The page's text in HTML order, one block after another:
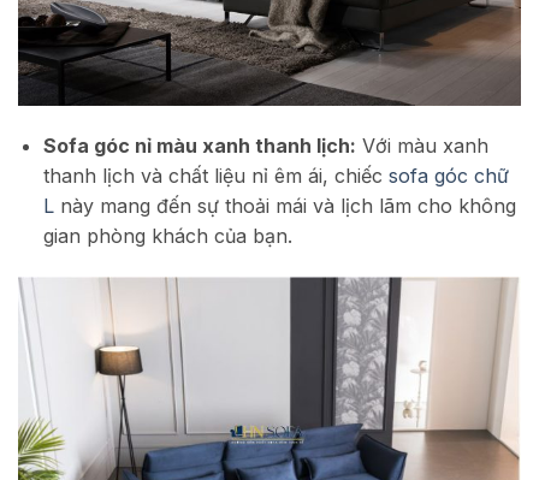
Sofa góc nỉ màu xanh thanh lịch: Với màu xanh
thanh lịch và chất liệu nỉ êm ái, chiếc sofa góc chữ
Lnày mang đến sự thoải mái và lịch lãm cho không
gian phòng khách của bạn.